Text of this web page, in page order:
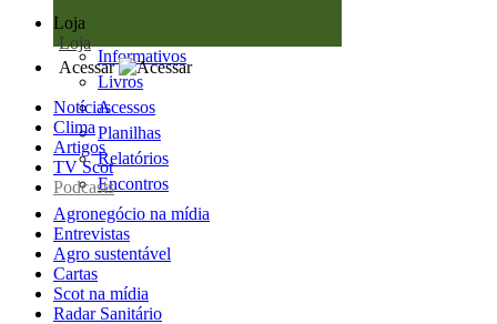
Loja
Loja
Informativos
Livros
Acessos
Planilhas
Relatórios
Encontros
Acessar
Notícias
Clima
Artigos
TV Scot
Podcasts
Agronegócio na mídia
Entrevistas
Agro sustentável
Cartas
Scot na mídia
Radar Sanitário